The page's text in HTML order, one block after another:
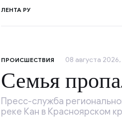
ЛЕНТА РУ
ПРОИСШЕСТВИЯ 08 августа 2026,
Семья
Пресс-служба
реке Кан в Красноярском